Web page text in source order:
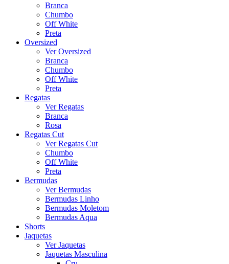
Branca
Chumbo
Off White
Preta
Oversized
Ver Oversized
Branca
Chumbo
Off White
Preta
Regatas
Ver Regatas
Branca
Rosa
Regatas Cut
Ver Regatas Cut
Chumbo
Off White
Preta
Bermudas
Ver Bermudas
Bermudas Linho
Bermudas Moletom
Bermudas Aqua
Shorts
Jaquetas
Ver Jaquetas
Jaquetas Masculina